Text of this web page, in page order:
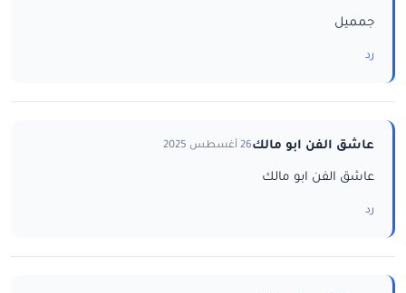
جمميل
رد
عاشق الفن ابو مالك26 أغسطس 2025
عاشق الفن ابو مالك
رد